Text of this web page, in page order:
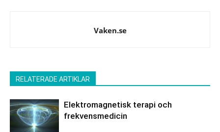
Vaken.se
RELATERADE ARTIKLAR
Elektromagnetisk terapi och
frekvensmedicin